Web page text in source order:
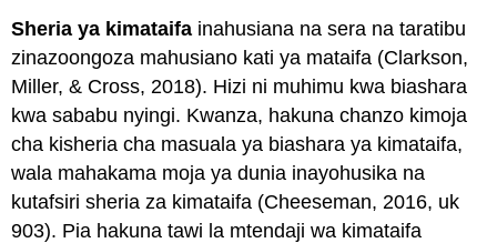
Sheria ya kimataifa inahusiana na sera na taratibu
zinazoongoza mahusiano kati ya mataifa (Clarkson,
Miller, & Cross, 2018). Hizi ni muhimu kwa biashara
kwa sababu nyingi. Kwanza, hakuna chanzo kimoja
cha kisheria cha masuala ya biashara ya kimataifa,
wala mahakama moja ya dunia inayohusika na
kutafsiri sheria za kimataifa (Cheeseman, 2016, uk
903). Pia hakuna tawi la mtendaji wa kimataifa